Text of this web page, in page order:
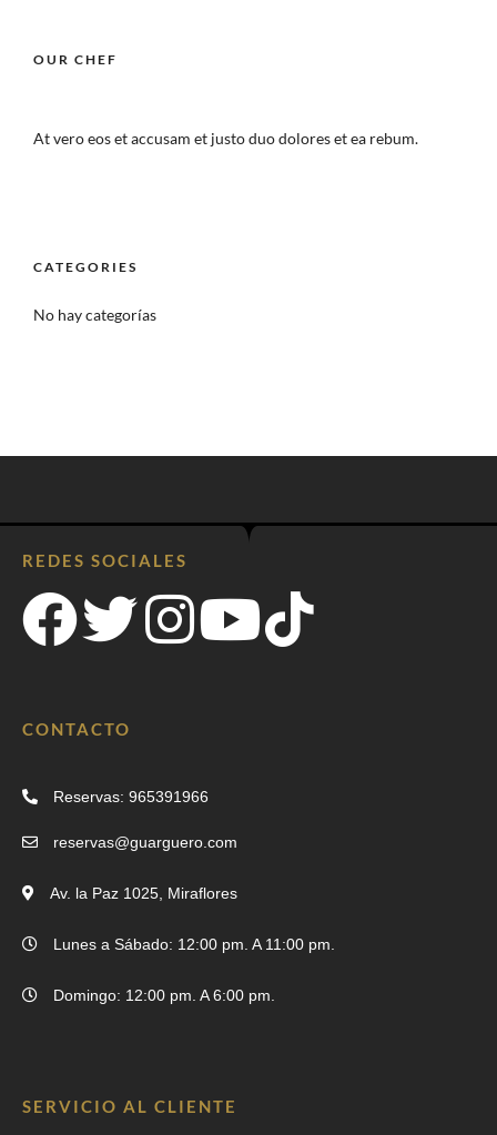
OUR CHEF
At vero eos et accusam et justo duo dolores et ea rebum.
CATEGORIES
No hay categorías
REDES SOCIALES
CONTACTO
Reservas: 965391966
reservas@guarguero.com
Av. la Paz 1025, Miraflores
Lunes a Sábado: 12:00 pm. A 11:00 pm.
Domingo: 12:00 pm. A 6:00 pm.
SERVICIO AL CLIENTE